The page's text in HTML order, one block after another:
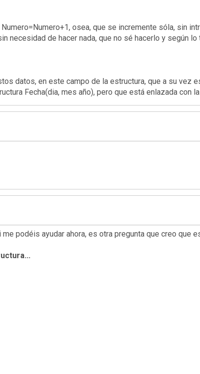
osea, que se incremente sóla, sin
necesidad de hacer nada, que no sé hacerlo y según
datos, en este campo de la estructura, que a su vez
Fecha(dia, mes año), pero que está enlazada con
podéis ayudar ahora, es otra pregunta que creo que